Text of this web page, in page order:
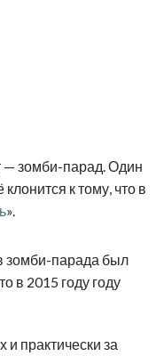
— зомби-парад. Один
к тому, что в
».
зомби-парада был
в 2015 году году
практически за